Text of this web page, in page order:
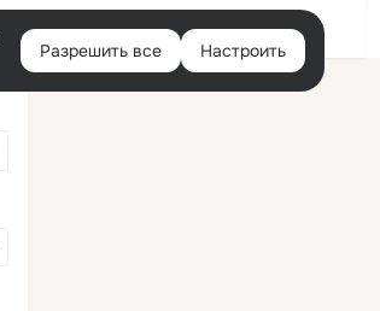
Войти
Разрешить все Настроить